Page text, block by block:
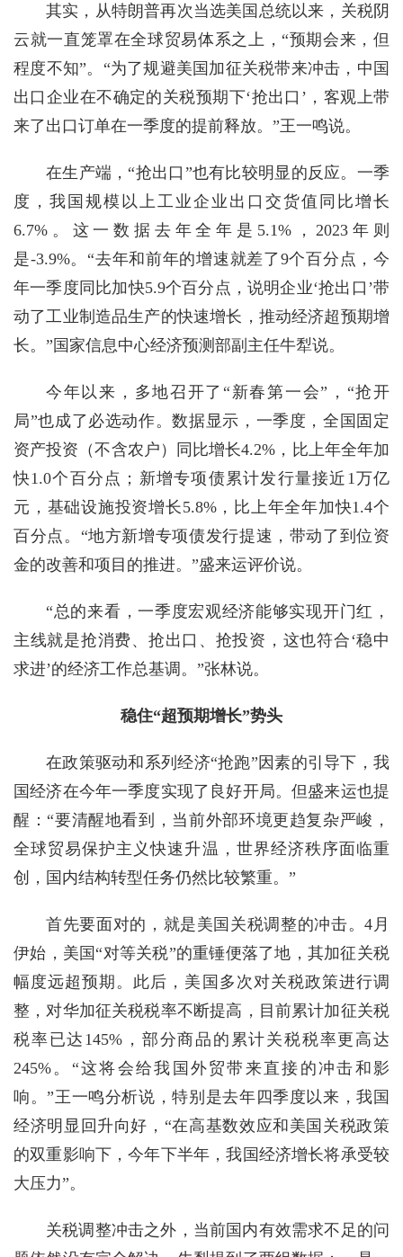
其实，从特朗普再次当选美国总统以来，关税阴
云就一直笼罩在全球贸易体系之上，“预期会来，但
程度不知”。“为了规避美国加征关税带来冲击，中国
出口企业在不确定的关税预期下‘抢出口’，客观上带
来了出口订单在一季度的提前释放。”王一鸣说。
在生产端，“抢出口”也有比较明显的反应。一季
度，我国规模以上工业企业出口交货值同比增长
6.7%。这一数据去年全年是5.1%，2023年则
是-3.9%。“去年和前年的增速就差了9个百分点，今
年一季度同比加快5.9个百分点，说明企业‘抢出口’带
动了工业制造品生产的快速增长，推动经济超预期增
长。”国家信息中心经济预测部副主任牛犁说。
今年以来，多地召开了“新春第一会”，“抢开
局”也成了必选动作。数据显示，一季度，全国固定
资产投资（不含农户）同比增长4.2%，比上年全年加
快1.0个百分点；新增专项债累计发行量接近1万亿
元，基础设施投资增长5.8%，比上年全年加快1.4个
百分点。“地方新增专项债发行提速，带动了到位资
金的改善和项目的推进。”盛来运评价说。
“总的来看，一季度宏观经济能够实现开门红，
主线就是抢消费、抢出口、抢投资，这也符合‘稳中
求进’的经济工作总基调。”张林说。
稳住“超预期增长”势头
在政策驱动和系列经济“抢跑”因素的引导下，我
国经济在今年一季度实现了良好开局。但盛来运也提
醒：“要清醒地看到，当前外部环境更趋复杂严峻，
全球贸易保护主义快速升温，世界经济秩序面临重
创，国内结构转型任务仍然比较繁重。”
首先要面对的，就是美国关税调整的冲击。4月
伊始，美国“对等关税”的重锤便落了地，其加征关税
幅度远超预期。此后，美国多次对关税政策进行调
整，对华加征关税税率不断提高，目前累计加征关税
税率已达145%，部分商品的累计关税税率更高达
245%。“这将会给我国外贸带来直接的冲击和影
响。”王一鸣分析说，特别是去年四季度以来，我国
经济明显回升向好，“在高基数效应和美国关税政策
的双重影响下，今年下半年，我国经济增长将承受较
大压力”。
关税调整冲击之外，当前国内有效需求不足的问